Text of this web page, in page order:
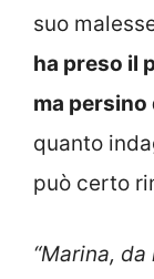
suo
ha preso il
ma persino
quanto
può certo
“Marina,